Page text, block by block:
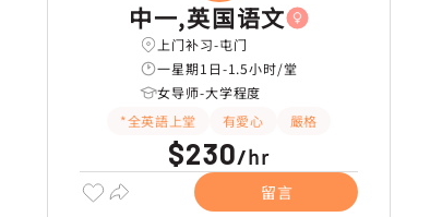
中一,英国语文
上门补习-屯门
一星期1日-1.5小时/堂
女导师-大学程度
*全英語上堂
有愛心 嚴格
$230/hr
留言